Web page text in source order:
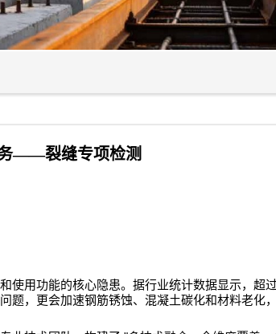
——裂缝专项检测
使用功能的核心隐患。据行业统计数据显示，超
，更会加速钢筋锈蚀、混凝土碳化和材料老化